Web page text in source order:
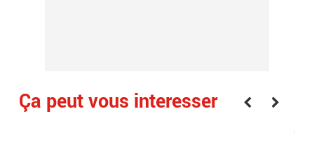
Ça peut vous interesser